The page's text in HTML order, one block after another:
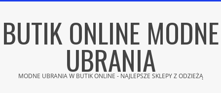
content
BUTIK ONLINE MODNE
UBRANIA
MODNE UBRANIA W BUTIK ONLINE - NAJLEPSZE SKLEPY Z ODZIEŻĄ